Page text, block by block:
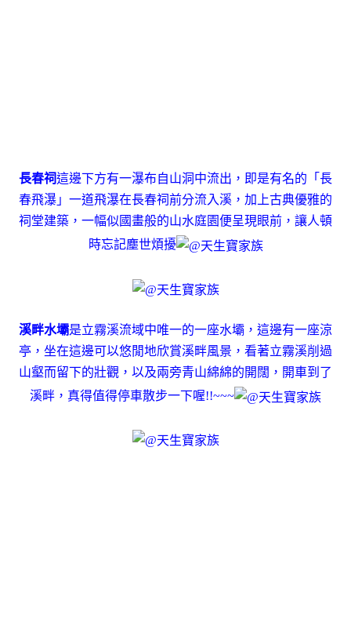
長春祠這邊下方有一瀑布自山洞中流出，即是有名的「長
春飛瀑」一道飛瀑在長春祠前分流入溪，加上古典優雅的
祠堂建築，一幅似國畫般的山水庭園便呈現眼前，讓人頓
時忘記塵世煩擾
溪畔水壩是立霧溪流域中唯一的一座水壩，這邊有一座涼
亭，坐在這邊可以悠閒地欣賞溪畔風景，看著立霧溪削過
山壑而留下的壯觀，以及兩旁青山綿綿的開闊，開車到了
溪畔，真得值得停車散步一下喔!!~~~